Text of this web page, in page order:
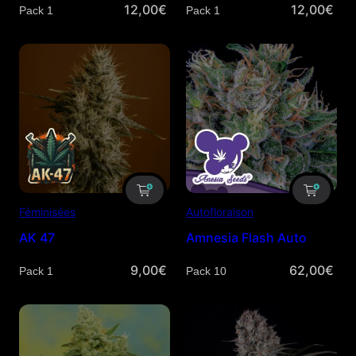
Quantité 12,00€ Quantité 12,00€
Féminisées
AK 47
Quantité 9,00€
Autofloraison
Amnesia Flash Auto
Quantité 62,00€